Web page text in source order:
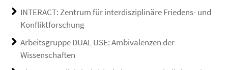
INTERACT: Zentrum für interdisziplinäre Friedens- und
Konfliktforschung
Arbeitsgruppe DUAL USE: Ambivalenzen der
Wissenschaften